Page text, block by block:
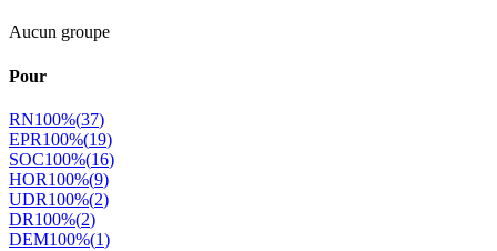
Aucun groupe
Pour
RN100%(37)
EPR100%(19)
SOC100%(16)
HOR100%(9)
UDR100%(2)
DR100%(2)
DEM100%(1)